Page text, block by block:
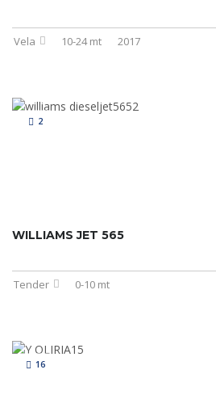
Vela 10-24 mt 2017
2
WILLIAMS JET 565
Tender 0-10 mt
16